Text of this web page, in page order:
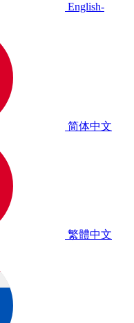
English-
简体中文
繁體中文